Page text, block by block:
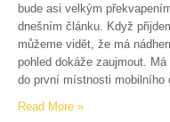
bude asi velkým
dnešním článku. Když
můžeme vidět, že má
pohled dokáže zaujmout.
do první místnosti
Read More »